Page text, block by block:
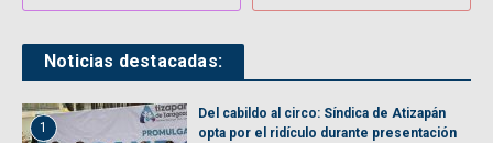
Noticias destacadas:
1
Del cabildo al circo: Síndica de Atizapán
opta por el ridículo durante presentación